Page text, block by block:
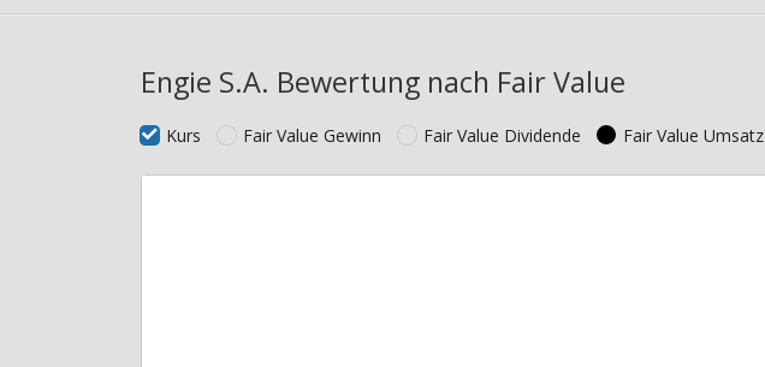
Engie S.A. Bewertung nach Fair Value
Kurs Fair Value Gewinn Fair Value Dividende Fair Value Umsatz